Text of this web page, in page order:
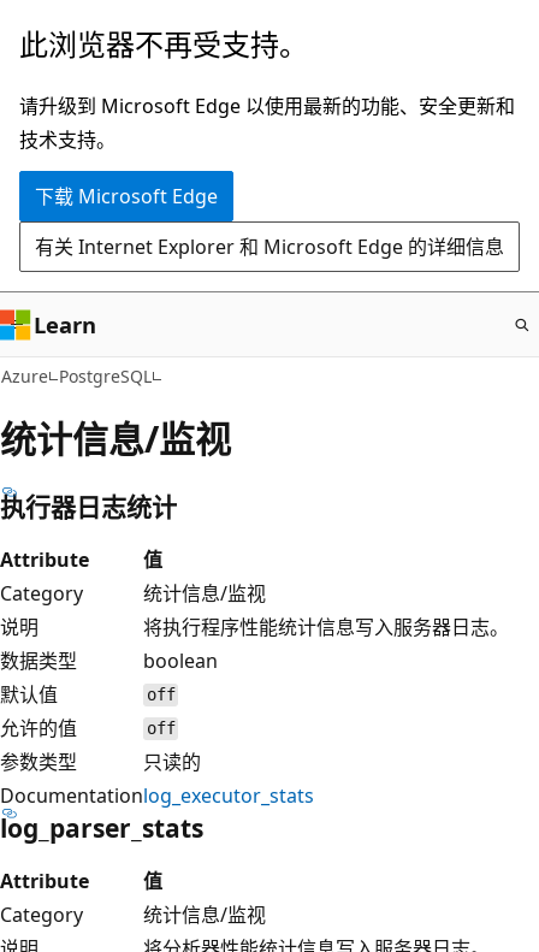
跳
主
要
内
此浏览器不再受支持。
请升级到 Microsoft Edge 以使用最新的功能、安全更新和
技术支持。
下载 Microsoft Edge
有关 Internet Explorer 和 Microsoft Edge 的详细信息
Learn
Azure PostgreSQL
统计信息/监视
执行器日志统计
Attribute
值
Category
统计信息/监视
说明
将执行程序性能统计信息写入服务器日志。
数据类型
boolean
默认值
off
允许的值 off
参数类型
只读的
Documentationlog_executor_stats
log_parser_stats
Attribute
值
Category
统计信息/监视